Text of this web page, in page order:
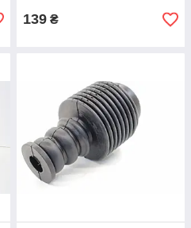
139 ₴